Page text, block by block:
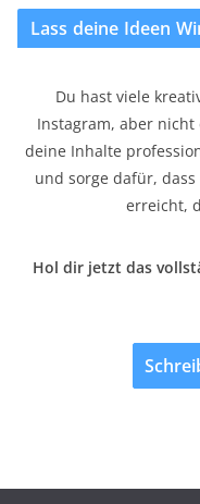
Lass deine Ideen
Du hast viele
Instagram, aber nicht
deine Inhalte
und sorge dafür,
erreicht,
Hol dir jetzt das